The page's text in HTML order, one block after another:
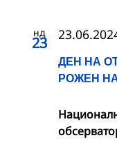
нд
23
ДЕН НА
РОЖЕН